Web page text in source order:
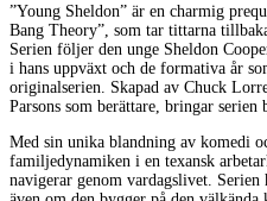
”Young Sheldon” är en charmig
Bang Theory”, som tar tittarna
Serien följer den unge Sheldon
i hans uppväxt och de formativa år
originalserien. Skapad av Chuck
Parsons som berättare, bringar
Med sin unika blandning av komedi
familjedynamiken i en texansk
navigerar genom vardagslivet. Serien